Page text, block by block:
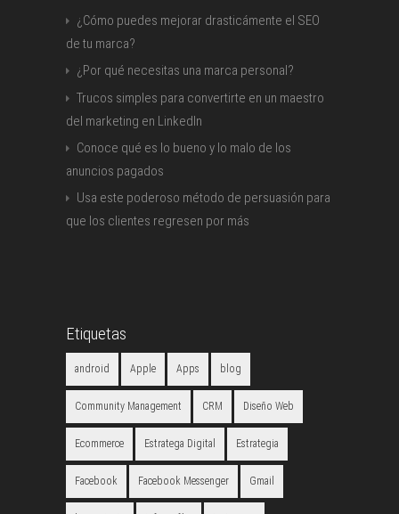
¿Cómo puedes mejorar drasticámente el SEO
de tu marca?
¿Por qué necesitas una marca personal?
Trucos simples para convertirte en un maestro
del marketing en LinkedIn
Conoce qué es lo bueno y lo malo de los
anuncios pagados
Usa este poderoso método de persuasión para
que los clientes regresen por más
Etiquetas
android Apple Apps blog
Community Management CRM Diseño Web
Ecommerce Estratega Digital Estrategia
Facebook Facebook Messenger Gmail